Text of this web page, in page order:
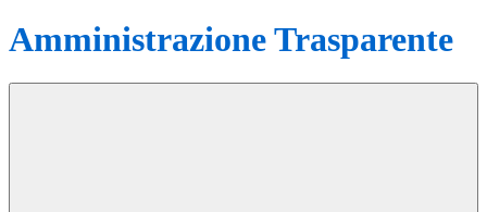
Amministrazione Trasparente